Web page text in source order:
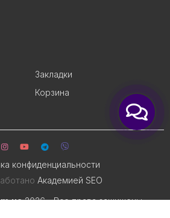
Закладки
Корзина
2026 - Все права защищены
конфиденциальности
Академией SEO